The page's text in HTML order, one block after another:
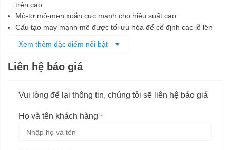
trên cao.
Mô-tơ mô-men xoắn cực mạnh cho hiệu suất cao.
Cấu tạo máy mạnh mẽ được tối ưu hóa để cố định các lỗ lên
Có chế độ đảo chiều và chỉnh tốc độ linh hoạt.
Đầu cặp SDS plus truyền lực tối đa.
Chức năng ly hợp tự trượt, bảo vệ người dùng và máy khi quá
Xem thêm đặc điểm nổi bật
Liên hệ báo giá
Vui lòng để lại thông tin, chúng tôi sẽ liên hệ báo giá
Họ và tên khách hàng